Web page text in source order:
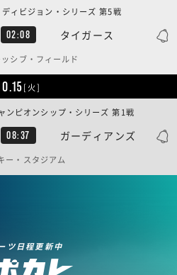
02:08 タイガース
ビジョン・シリーズ 第5戦
シブ・フィールド
[火]
08:37 ガーディアンズ
ピオンシップ・シリーズ 第1戦
ー・スタジアム
ツ日程更新中